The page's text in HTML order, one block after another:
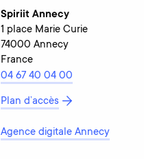
Spiriit Annecy
1 place Marie Curie
74000 Annecy
France
04 67 40 04 00
Plan d’accès
Agence digitale Annecy